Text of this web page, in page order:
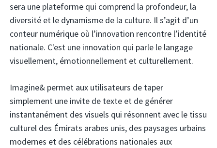
sera une plateforme qui comprend la profondeur, la
diversité et le dynamisme de la culture. Il s’agit d’un
conteur numérique où l’innovation rencontre l’identité
nationale. C'est une innovation qui parle le langage
visuellement, émotionnellement et culturellement.
Imagine& permet aux utilisateurs de taper
simplement une invite de texte et de générer
instantanément des visuels qui résonnent avec le tissu
culturel des Émirats arabes unis, des paysages urbains
modernes et des célébrations nationales aux